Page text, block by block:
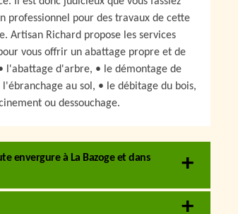
professionnel pour des travaux de cette
Artisan Richard propose les services
vous offrir un abattage propre et de
l'abattage d'arbre, • le démontage de
l'ébranchage au sol, • le débitage du bois,
ou dessouchage.
envergure à La Bazoge et dans